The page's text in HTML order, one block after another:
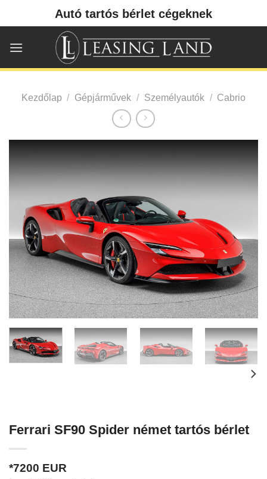
Autó tartós bérlet cégeknek
Kezdőlap / Gépjárművek / Személyautók / Cabrio
Ferrari SF90 Spider német tartós bérlet
*7200 EUR